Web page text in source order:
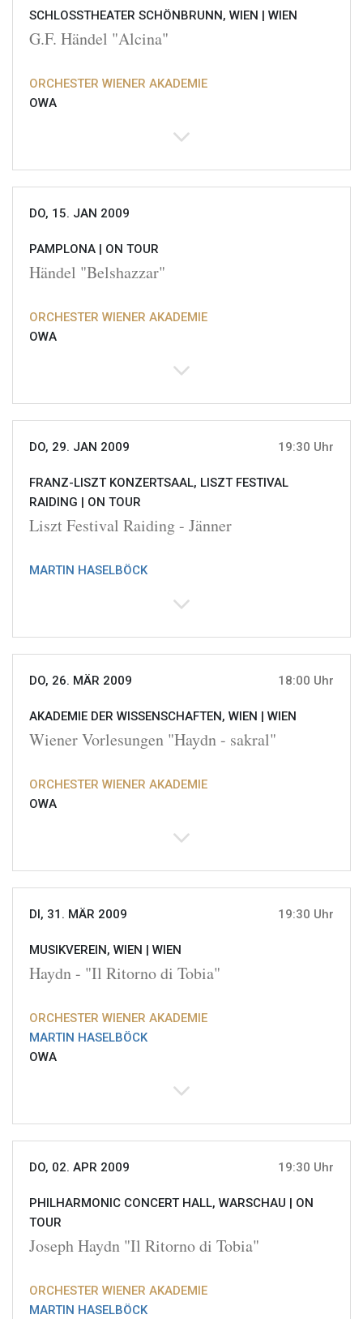
SCHLOSSTHEATER SCHÖNBRUNN, WIEN | WIEN
G.F. Händel "Alcina"
ORCHESTER WIENER AKADEMIE
OWA
DO, 15. JAN 2009
PAMPLONA | ON TOUR
Händel "Belshazzar"
ORCHESTER WIENER AKADEMIE
OWA
DO, 29. JAN 2009 19:30 Uhr
FRANZ-LISZT KONZERTSAAL, LISZT FESTIVAL
RAIDING | ON TOUR
Liszt Festival Raiding - Jänner
MARTIN HASELBÖCK
DO, 26. MÄR 2009 18:00 Uhr
AKADEMIE DER WISSENSCHAFTEN, WIEN | WIEN
Wiener Vorlesungen "Haydn - sakral"
ORCHESTER WIENER AKADEMIE
OWA
DI, 31. MÄR 2009 19:30 Uhr
MUSIKVEREIN, WIEN | WIEN
Haydn - "Il Ritorno di Tobia"
ORCHESTER WIENER AKADEMIE
MARTIN HASELBÖCK
OWA
DO, 02. APR 2009 19:30 Uhr
PHILHARMONIC CONCERT HALL, WARSCHAU | ON
TOUR
Joseph Haydn "Il Ritorno di Tobia"
ORCHESTER WIENER AKADEMIE
MARTIN HASELBÖCK